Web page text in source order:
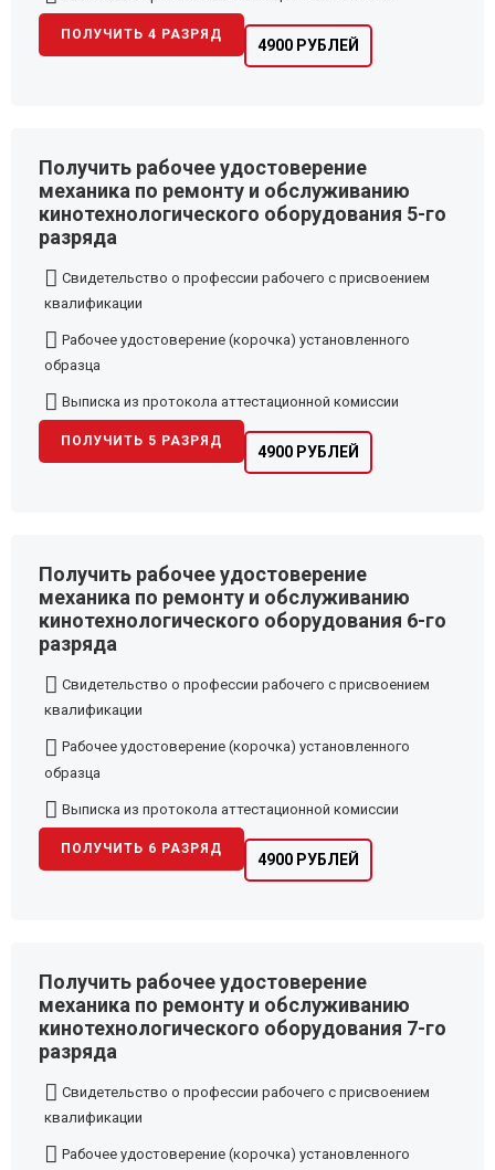
4900 РУБЛЕЙ
ПОЛУЧИТЬ 4 РАЗРЯД
Получить рабочее удостоверение
механика по ремонту и обслуживанию
кинотехнологического оборудования 5-го
разряда
Свидетельство о профессии рабочего с присвоением
квалификации
Рабочее удостоверение (корочка) установленного
образца
Выписка из протокола аттестационной комиссии
4900 РУБЛЕЙ
ПОЛУЧИТЬ 5 РАЗРЯД
Получить рабочее удостоверение
механика по ремонту и обслуживанию
кинотехнологического оборудования 6-го
разряда
Свидетельство о профессии рабочего с присвоением
квалификации
Рабочее удостоверение (корочка) установленного
образца
Выписка из протокола аттестационной комиссии
4900 РУБЛЕЙ
ПОЛУЧИТЬ 6 РАЗРЯД
Получить рабочее удостоверение
механика по ремонту и обслуживанию
кинотехнологического оборудования 7-го
разряда
Свидетельство о профессии рабочего с присвоением
квалификации
Рабочее удостоверение (корочка) установленного